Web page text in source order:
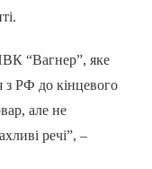
“Вагнер”, яке
з РФ до кінцевого
але не
речі”, –